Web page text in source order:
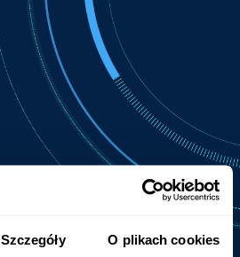
Szczegóły O plikach cookies